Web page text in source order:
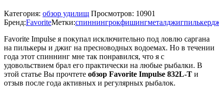
Категория: обзор удилищ Просмотров: 10901
Бренд:FavoriteМетки:спиннингрокфишингметалджигпилькер
Favorite Impulse я покупал исключительно под ловлю саргана
на пилькеры и джиг на пресноводных водоемах. Но в течении
года этот спиннинг мне так понравился, что я с
удовольствием брал его практически на любые рыбалки. В
этой статье Вы прочтете обзор Favorite Impulse 832L-T и
отзыв после года активных и регулярных рыбалок.